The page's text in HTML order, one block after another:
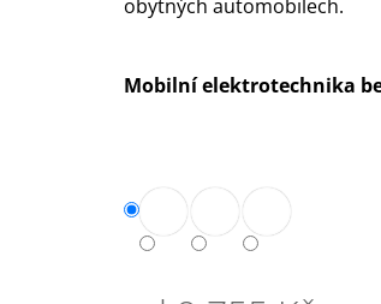
obytných automobilech.
Mobilní elektrotechnika